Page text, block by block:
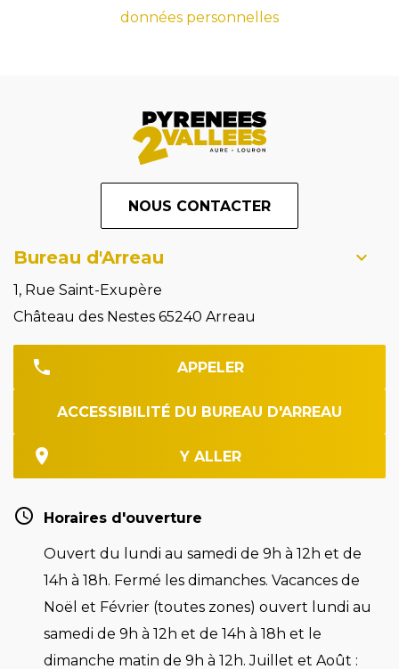
données personnelles
NOUS CONTACTER
Bureau d'Arreau
1, Rue Saint-Exupère
Château des Nestes 65240 Arreau
APPELER
ACCESSIBILITÉ DU BUREAU D'ARREAU
Y ALLER
Horaires d'ouverture
Ouvert du lundi au samedi de 9h à 12h et de
14h à 18h. Fermé les dimanches. Vacances de
Noël et Février (toutes zones) ouvert lundi au
samedi de 9h à 12h et de 14h à 18h et le
dimanche matin de 9h à 12h. Juillet et Août :